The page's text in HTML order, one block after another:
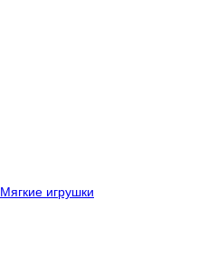
Мягкие игрушки